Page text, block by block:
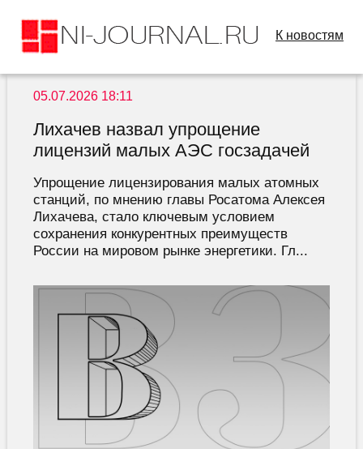
К новостям
05.07.2026 18:11
Лихачев назвал упрощение
лицензий малых АЭС госзадачей
Упрощение лицензирования малых атомных
станций, по мнению главы Росатома Алексея
Лихачева, стало ключевым условием
сохранения конкурентных преимуществ
России на мировом рынке энергетики. Гл...